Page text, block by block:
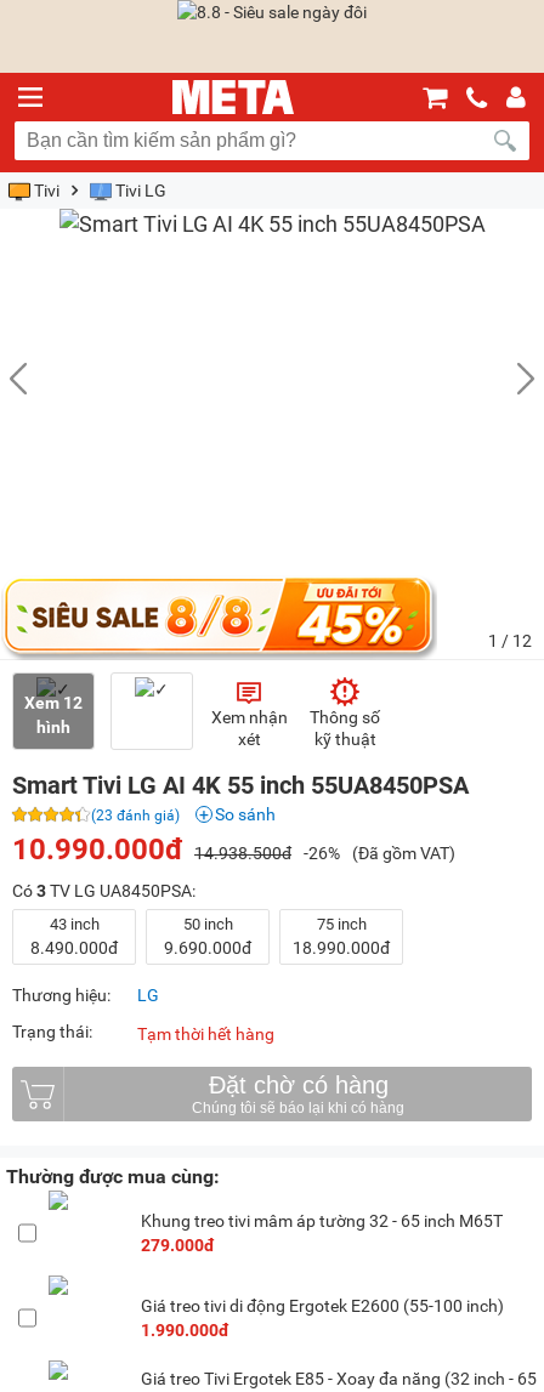
Tivi Tivi LG
1 / 12
Xem 12
hình
Xem nhận
xét
Thông số
kỹ thuật
Smart Tivi LG AI 4K 55 inch 55UA8450PSA
(23 đánh giá) So sánh
10.990.000đ 14.938.500đ -26%
(Đã gồm VAT)
Có3TV LG UA8450PSA:
43 inch
8.490.000đ
50 inch
9.690.000đ
75 inch
18.990.000đ
Thương hiệu:
LG
Trạng thái:
Tạm thời hết hàng
Đặt chờ có hàng
Thường được mua cùng:
Khung treo tivi mâm áp tường 32 - 65 inch M65T
279.000đ
Giá treo tivi di động Ergotek E2600 (55-100 inch)
1.990.000đ
Giá treo Tivi Ergotek E85 - Xoay đa năng (32 inch - 65